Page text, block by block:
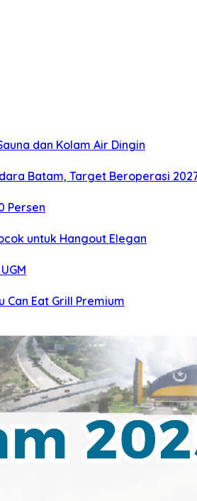
dan Kolam Air Dingin
Batam, Target Beroperasi
Persen
untuk Hangout Elegan
Can Eat Grill Premium